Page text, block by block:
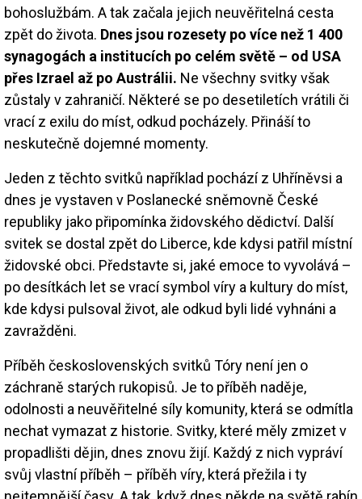
bohoslužbám. A tak začala jejich neuvěřitelná cesta
zpět do života. Dnes jsou rozesety po více než 1 400
synagogách a institucích po celém světě – od USA
přes Izrael až po Austrálii. Ne všechny svitky však
zůstaly v zahraničí. Některé se po desetiletích vrátili či
vrací z exilu do míst, odkud pocházely. Přináší to
neskutečně dojemné momenty.
Jeden z těchto svitků například pochází z Uhříněvsi a
dnes je vystaven v Poslanecké sněmovně České
republiky jako připomínka židovského dědictví. Další
svitek se dostal zpět do Liberce, kde kdysi patřil místní
židovské obci. Představte si, jaké emoce to vyvolává –
po desítkách let se vrací symbol víry a kultury do míst,
kde kdysi pulsoval život, ale odkud byli lidé vyhnáni a
zavražděni.
Příběh československých svitků Tóry není jen o
záchraně starých rukopisů. Je to příběh naděje,
odolnosti a neuvěřitelné síly komunity, která se odmítla
nechat vymazat z historie. Svitky, které měly zmizet v
propadlišti dějin, dnes znovu žijí. Každý z nich vypráví
svůj vlastní příběh – příběh víry, která přežila i ty